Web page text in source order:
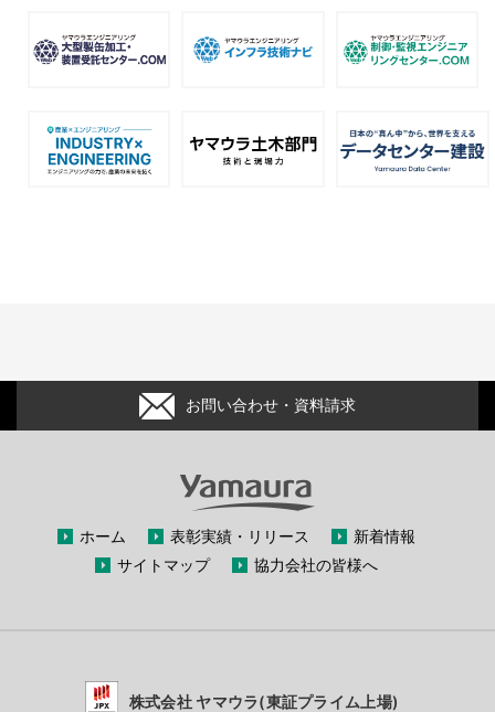
お問い合わせ・資料請求
ホーム 表彰実績・リリース
新着情報
サイトマップ
協力会社の皆様へ
株式会社 ヤマウラ(東証プライム上場)